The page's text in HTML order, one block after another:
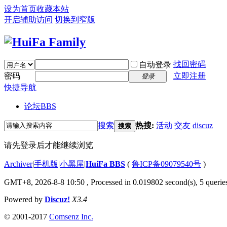
设为首页收藏本站
开启辅助访问 切换到窄版
自动登录 找回密码
密码
登录
立即注册
快捷导航
论坛BBS
搜索 搜索 热搜: 活动 交友 discuz
请先登录后才能继续浏览
Archiver|手机版|小黑屋|HuiFa BBS ( 鲁ICP备09079540号 )
GMT+8, 2026-8-8 10:50 , Processed in 0.019802 second(s), 5
Powered by Discuz! X3.4
© 2001-2017 Comsenz Inc.